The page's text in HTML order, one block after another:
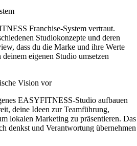
Franchise-System vertraut.
Studiokonzepte und deren
dass du die Marke und ihre Werte
eigenen Studio umsetzen
Vision vor
EASYFITNESS-Studio aufbauen
deine Ideen zur Teamführung,
lokalen Marketing zu präsentieren. Das
denkst und Verantwortung übernehmen